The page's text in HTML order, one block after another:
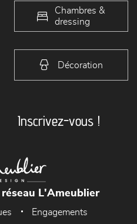
Chambres &
dressing
Décoration
Inscrivez-vous !
L'Ameublier
Engagements